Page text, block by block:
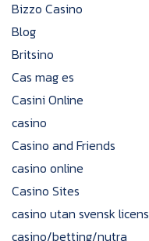
Bizzo Casino
Blog
Britsino
Cas mag es
Casini Online
casino
Casino and Friends
casino online
Casino Sites
casino utan svensk licens
casino/betting/nutra